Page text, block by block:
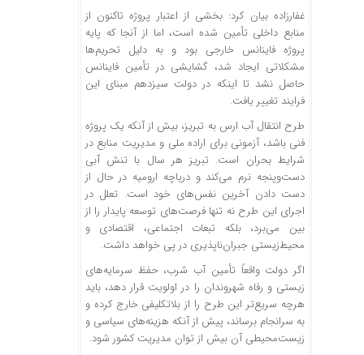
غفارزاده بیان کرد: بخشی از اعتبار پروژه تاکنون از
منابع داخلی تأمین شده است، اما از آنجا که پایه
پروژه فاینانس خارجی بود و به دلیل تحریم‌ها
مشکلاتی ایجاد شد، گشایشی در تأمین فاینانس
حاصل نشد تا اینکه در دولت سیزدهم مبنای این
فرایند تغییر یافت.
طرح انتقال آب ارس به تبریز، بیش از آنکه یک پروژه
فنی باشد، آزمونی برای اراده ملی و مدیریت منابع در
شرایط بحران است. تبریز هر سال با تنش آبی
دست‌وپنجه نرم می‌کند و دریاچه ارومیه در حال از
دست دادن آخرین نفس‌های خود است. تعلل در
اجرای این طرح نه تنها فرصت‌های توسعه پایدار را از
بین می‌برد، بلکه تبعات اجتماعی، اقتصادی و
محیط‌زیستی جبران‌ناپذیری در پی خواهد داشت.
اگر دولت واقعاً تأمین آب شرب، حفظ سرمایه‌های
زیستی و رفاه شهروندان را در اولویت قرار دهد، باید
هرچه سریع‌تر این طرح را از بلاتکلیفی خارج کرده و
به سرانجام برساند، پیش از آنکه هزینه‌های سیاسی و
زیست‌محیطی آن بیش از توان مدیریت کشور شود.